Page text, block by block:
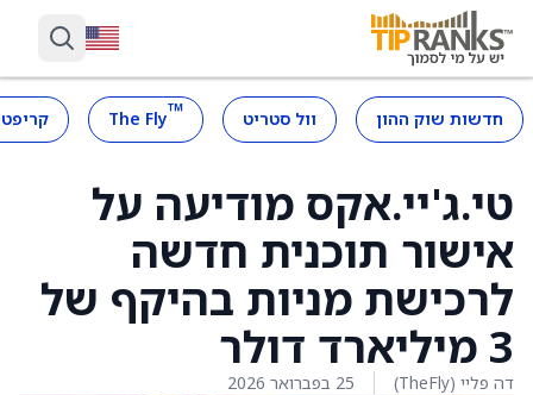
חדשות שוק ההון וול סטריט ™
The Fly
טי.ג'יי.אקס מודיעה על
אישור תוכנית חדשה
לרכישת מניות בהיקף של
3 מיליארד דולר
דה פליי (TheFly) 25 בפברואר 2026